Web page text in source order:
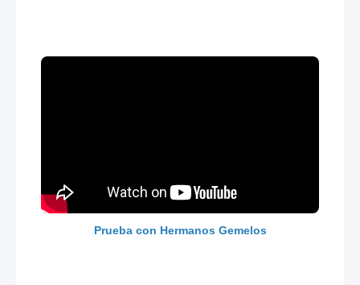
Prueba con Hermanos Gemelos